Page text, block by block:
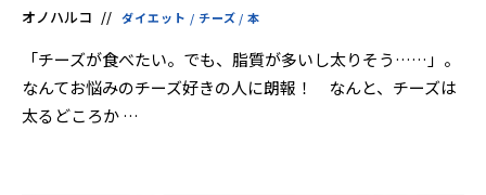
オノハルコ ダイエット / チーズ / 本
「チーズが食べたい。でも、脂質が多いし太りそう……」。
なんてお悩みのチーズ好きの人に朗報！ なんと、チーズは
太るどころか …